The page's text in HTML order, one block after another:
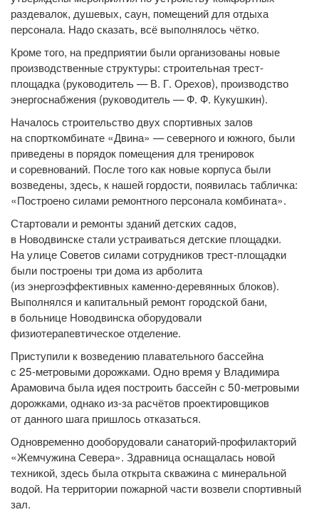
раздевалок, душевых, саун, помещений для отдыха
персонала. Надо сказать, всё выполнялось чётко.
Кроме того, на предприятии были организованы новые
производственные структуры: строительная трест-
площадка (руководитель — В. Г. Орехов), производство
энергоснабжения (руководитель — Ф. Ф. Кукушкин).
Началось строительство двух спортивных залов
на спорткомбинате «Двина» — северного и южного, были
приведены в порядок помещения для тренировок
и соревнований. После того как новые корпуса были
возведены, здесь, к нашей гордости, появилась табличка:
«Построено силами ремонтного персонала комбината».
Стартовали и ремонты зданий детских садов,
в Новодвинске стали устраиваться детские площадки.
На улице Советов силами сотрудников трест-площадки
были построены три дома из арболита
(из энергоэффективных каменно-деревянных блоков).
Выполнялся и капитальный ремонт городской бани,
в больнице Новодвинска оборудовали
физиотерапевтическое отделение.
Приступили к возведению плавательного бассейна
с 25‑метровыми дорожками. Одно время у Владимира
Арамовича была идея построить бассейн с 50‑метровыми
дорожками, однако из‑за расчётов проектировщиков
от данного шага пришлось отказаться.
Одновременно дооборудовали санаторий-профилакторий
«Жемчужина Севера». Здравница оснащалась новой
техникой, здесь была открыта скважина с минеральной
водой. На территории пожарной части возвели спортивный
зал.